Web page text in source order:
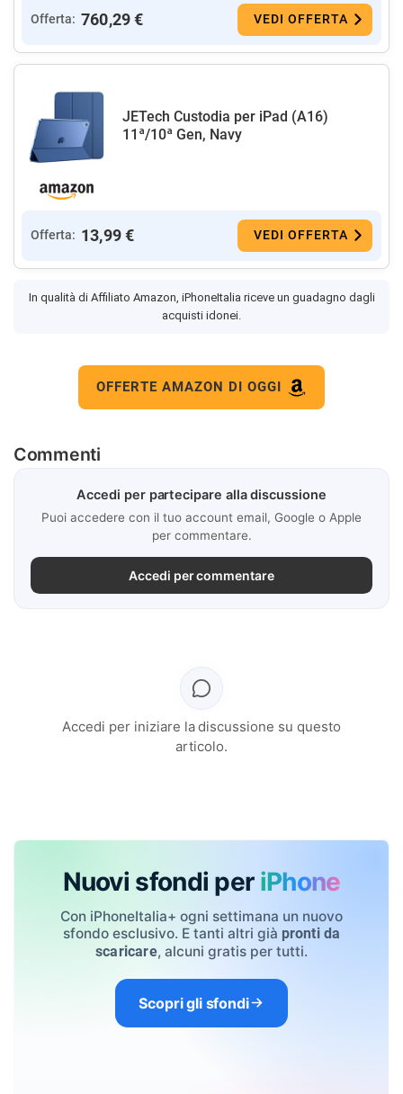
Offerta: 760,29 € VEDI OFFERTA
JETech Custodia per iPad (A16)
11ª/10ª Gen, Navy
Offerta: 13,99 € VEDI OFFERTA
In qualità di Affiliato Amazon, iPhoneItalia riceve un guadagno dagli
acquisti idonei.
OFFERTE AMAZON DI OGGI
Commenti
Accedi per partecipare alla discussione
Puoi accedere con il tuo account email, Google o Apple
per commentare.
Accedi per commentare
Accedi per iniziare la discussione su questo
articolo.
Nuovi sfondi per iPhone
Con iPhoneItalia+ ogni settimana un nuovo
sfondo esclusivo. E tanti altri già pronti da
scaricare, alcuni gratis per tutti.
Scopri gli sfondi